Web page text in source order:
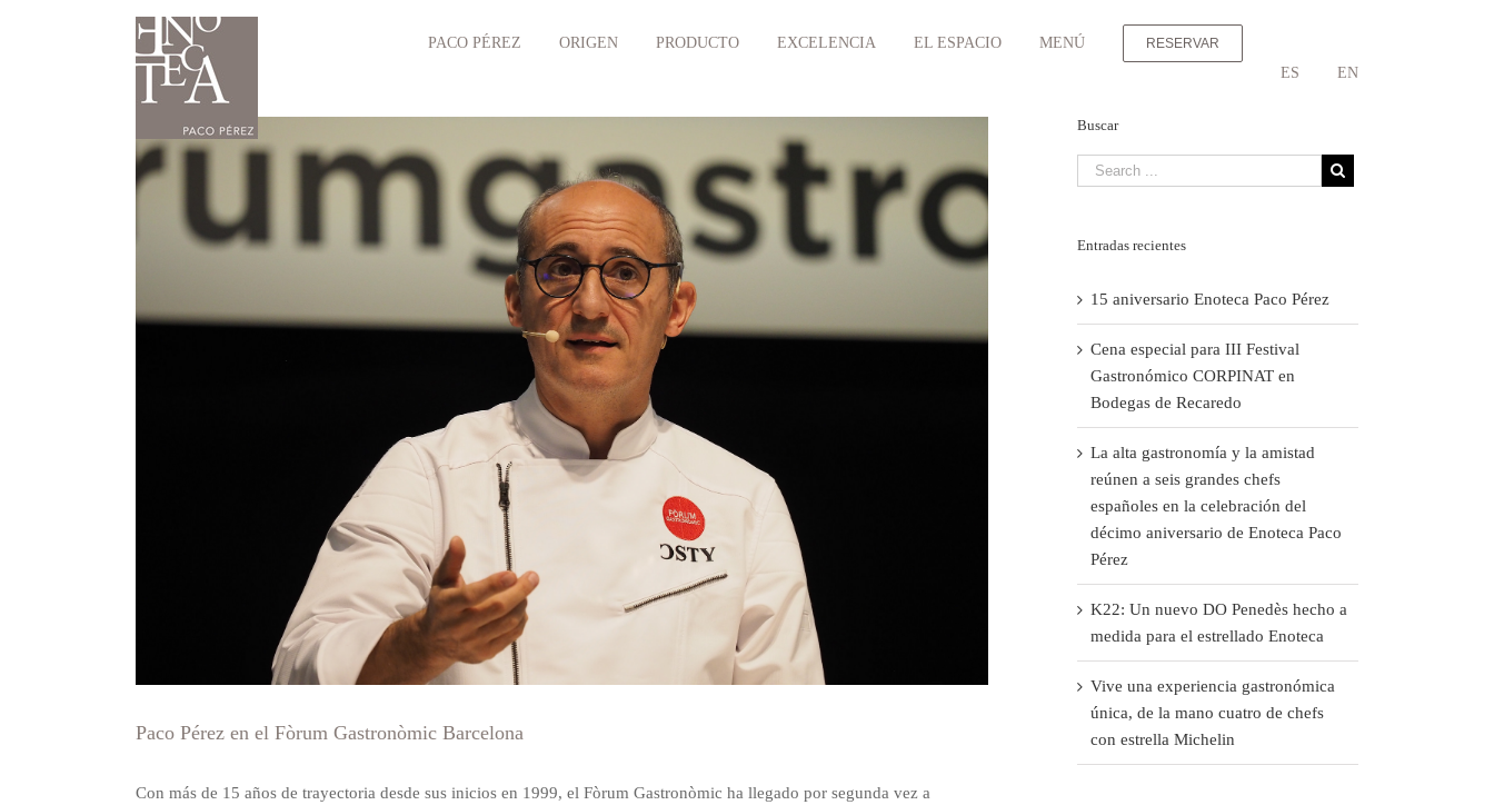
PACO PÉREZ ORIGEN PRODUCTO EXCELENCIA EL ESPACIO MENÚ RESERVAR
ES EN
Paco Pérez en el Fòrum Gastronòmic Barcelona
Con más de 15 años de trayectoria desde sus inicios en 1999, el Fòrum Gastronòmic ha llegado por segunda vez a
Buscar
Entradas recientes
15 aniversario Enoteca Paco Pérez
Cena especial para III Festival
Gastronómico CORPINAT en
Bodegas de Recaredo
La alta gastronomía y la amistad
reúnen a seis grandes chefs
españoles en la celebración del
décimo aniversario de Enoteca Paco
Pérez
K22: Un nuevo DO Penedès hecho a
medida para el estrellado Enoteca
Vive una experiencia gastronómica
única, de la mano cuatro de chefs
con estrella Michelin